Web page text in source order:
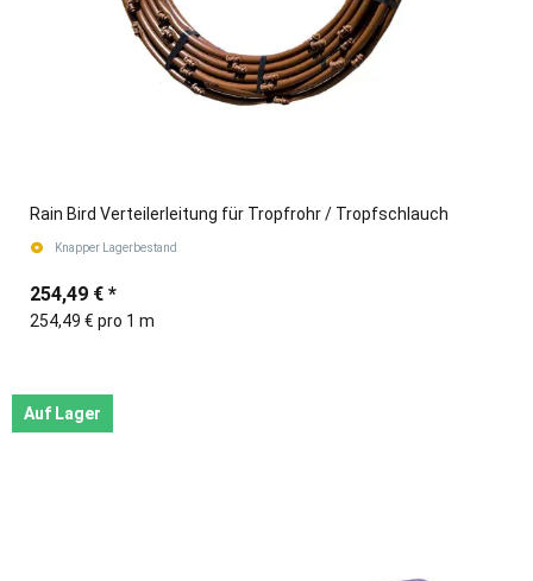
Rain Bird Verteilerleitung für Tropfrohr / Tropfschlauch
Knapper Lagerbestand
254,49 € *
254,49 € pro 1 m
Auf Lager